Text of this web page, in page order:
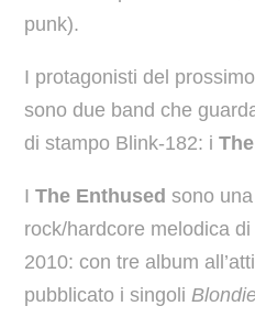
punk).
I protagonisti del
sono due band che
di stampo Blink-182: i
I The Enthused sono
rock/hardcore melodica
2010: con tre album
pubblicato i singoli